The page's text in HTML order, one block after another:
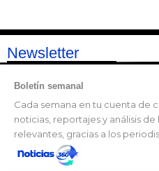
Newsletter
Boletín semanal
Cada semana en tu cuenta de
noticias, reportajes y análisis
relevantes, gracias a los